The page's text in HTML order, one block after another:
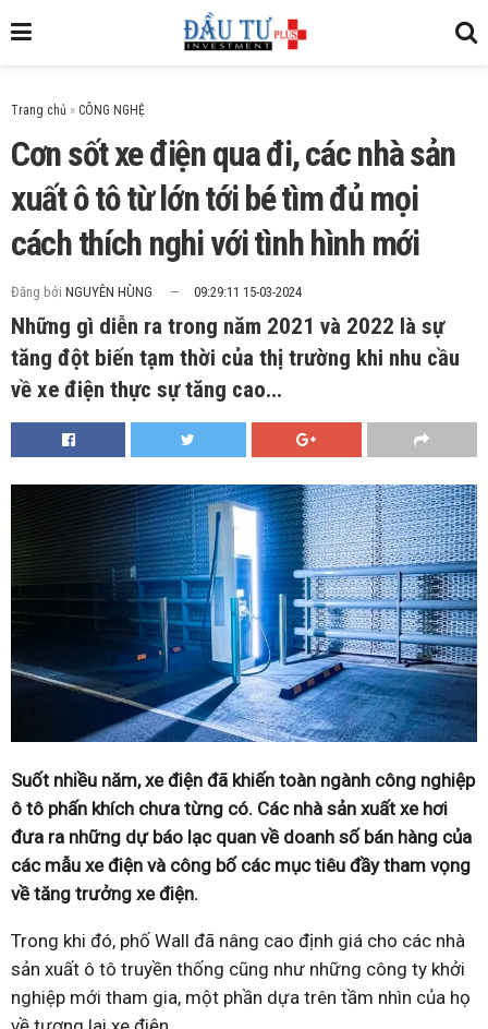
Trang chủ »
Cơn sốt xe điện qua đi, các nhà sản
xuất ô tô từ lớn tới bé tìm đủ mọi
cách thích nghi với tình hình mới
Đăng bởi NGUYÊN HÙNG 09:29:11 15-03-2024
Những gì diễn ra trong năm 2021 và 2022 là sự
tăng đột biến tạm thời của thị trường khi nhu cầu
về xe điện thực sự tăng cao...
Suốt nhiều năm, xe điện đã khiến toàn ngành công nghiệp
ô tô phấn khích chưa từng có. Các nhà sản xuất xe hơi
đưa ra những dự báo lạc quan về doanh số bán hàng của
các mẫu xe điện và công bố các mục tiêu đầy tham vọng
về tăng trưởng xe điện.
Trong khi đó, phố Wall đã nâng cao định giá cho các nhà
sản xuất ô tô truyền thống cũng như những công ty khởi
nghiệp mới tham gia, một phần dựa trên tầm nhìn của họ